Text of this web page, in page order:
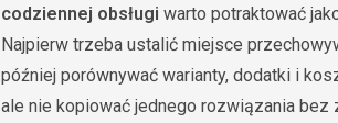
codziennej obsługi warto potraktować
Najpierw trzeba ustalić miejsce
później porównywać warianty, dodatki i
ale nie kopiować jednego rozwiązania